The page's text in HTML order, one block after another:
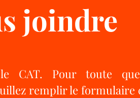
joindre
Pour toute
remplir le formulaire